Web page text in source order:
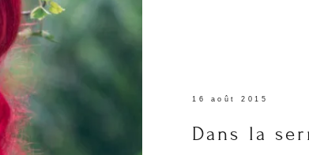
16 août 2015
Dans la